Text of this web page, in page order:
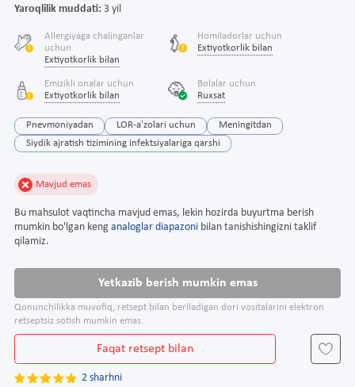
Yaroqlilik muddati: 3 yil
Allergiyaga chalinganlar
uchun
Extiyotkorlik bilan
Homiladorlar uchun
Extiyotkorlik bilan
Emizikli onalar uchun
Extiyotkorlik bilan
Bolalar uchun
Ruxsat
Pnevmoniyadan LOR-a'zolari uchun
Meningitdan
Siydik ajratish tizimining infektsiyalariga qarshi
Mavjud emas
Bu mahsulot vaqtincha mavjud emas, lekin hozirda buyurtma berish
mumkin bo'lgan keng analoglar diapazoni bilan tanishishingizni taklif
qilamiz.
Yetkazib berish mumkin emas
Qonunchilikka muvofiq, retsept bilan beriladigan dori vositalarini elektron
retseptsiz sotish mumkin emas.
Faqat retsept bilan
2 sharhni